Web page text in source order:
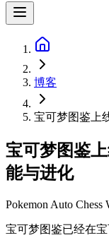
博客
宝可梦图鉴上
宝可梦图鉴
能与进化
Pokemon Auto Chess
宝可梦图鉴已经在